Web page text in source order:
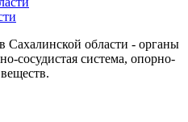
Сахалинской области - органы
сосудистая система, опорно-